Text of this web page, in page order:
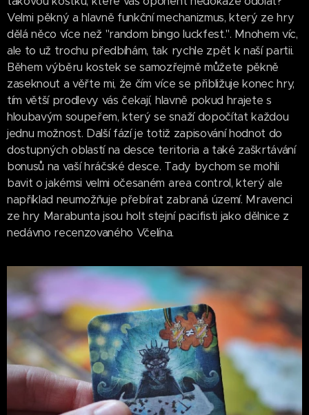
Velmi pěkný a hlavně funkční mechanizmus, který ze hry
dělá něco více než "random bingo luckfest.". Mnohem víc,
ale to už trochu předbíhám, tak rychle zpět k naší partii.
Během výběru kostek se samozřejmě můžete pěkně
zaseknout a věřte mi, že čím více se přibližuje konec hry,
tím větší prodlevy vás čekají, hlavně pokud hrajete s
hloubavým soupeřem, který se snaží dopočítat každou
jednu možnost. Další fází je totiž zapisování hodnot do
dostupných oblastí na desce teritoria a také zaškrtávání
bonusů na vaší hráčské desce. Tady bychom se mohli
bavit o jakémsi velmi očesaném area control, který ale
například neumožňuje přebírat zabraná území. Mravenci
ze hry Marabunta jsou holt stejní pacifisti jako dělnice z
nedávno recenzovaného Včelína.